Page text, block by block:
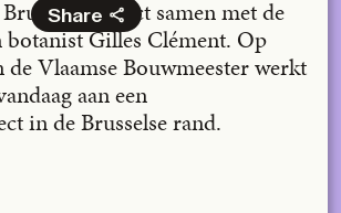
Share
Facebook
LinkedIn
project samen met de
Gilles Clément. Op
Vlaamse Bouwmeester werkt
aan een
in de Brusselse rand.